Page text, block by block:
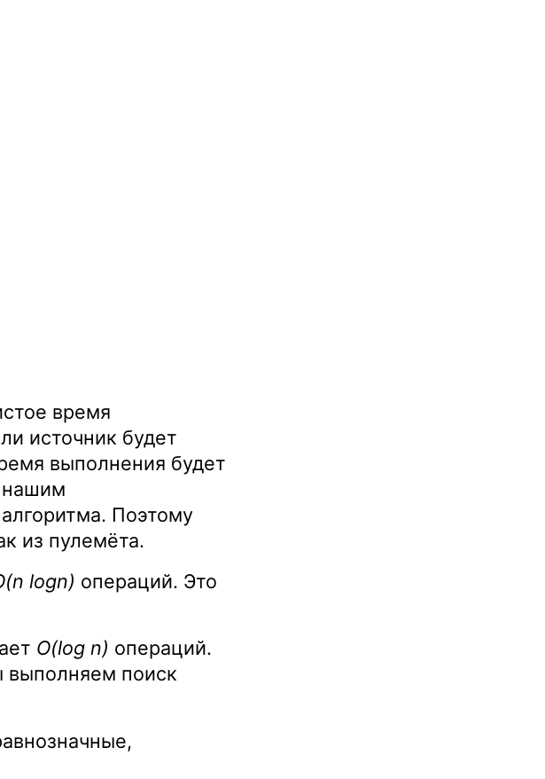
время
источник будет
выполнения будет
нашим
Поэтому
из пулемёта.
logn) операций. Это
O(log n) операций.
выполняем поиск